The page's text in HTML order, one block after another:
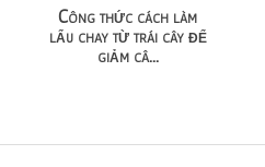
Công thức cách làm
lẩu chay từ trái cây để
giảm câ...